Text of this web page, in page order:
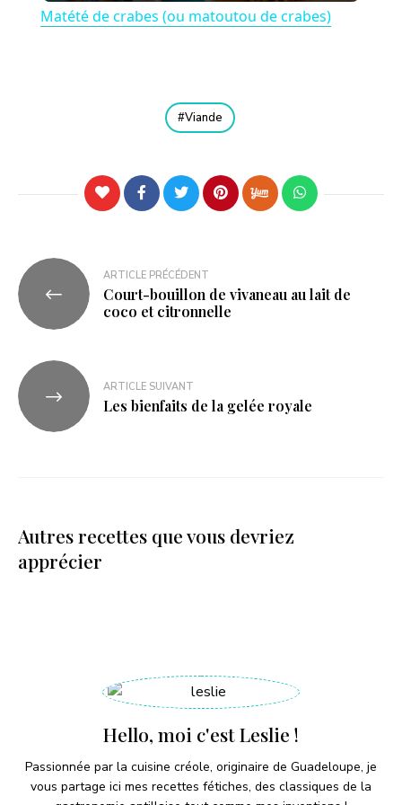
y
i
e
Matété de crabes (ou matoutou de crabes)
Viande
ARTICLE PRÉCÉDENT
Court-bouillon de vivaneau au lait de
coco et citronnelle
ARTICLE SUIVANT
Les bienfaits de la gelée royale
Autres recettes que vous devriez
apprécier
Hello, moi c'est Leslie !
Passionnée par la cuisine créole, originaire de Guadeloupe, je
vous partage ici mes recettes fétiches, des classiques de la